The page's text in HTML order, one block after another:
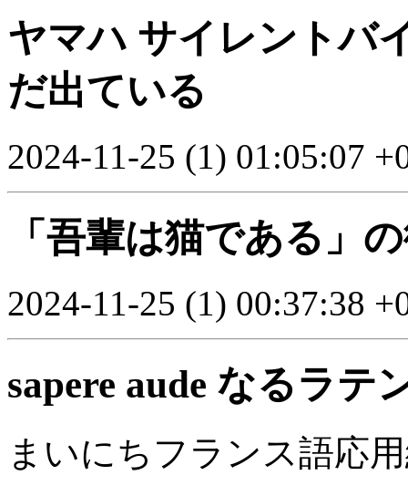
ヤマハ サイレントバ
だ出ている
2024-11-25 (1) 01:05:07
「吾輩は猫である」
2024-11-25 (1) 00:37:38
sapere aude なるラテ
まいにちフランス語応